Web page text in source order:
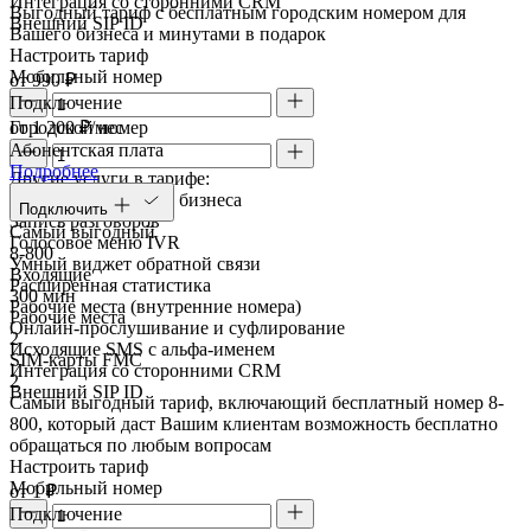
Внешний SIP ID
Выгодный тариф с бесплатным городским номером для
Вашего бизнеса и минутами в подарок
Настроить тариф
Мобильный номер
Городской номер
Другие услуги в тарифе:
FMC SIM-карты для бизнеса
Запись разговоров
Голосовое меню IVR
Умный виджет обратной связи
Расширенная статистика
Рабочие места (внутренние номера)
Онлайн-прослушивание и суфлирование
Исходящие SMS с альфа-именем
Интеграция со сторонними CRM
Внешний SIP ID
от 990 ₽
Подключение
от 1 200 ₽/мес
Абонентская плата
Подробнее
Подключить
Самый выгодный
8-800
Входящие
300 мин
Рабочие места
2
SIM-карты FMC
2
Самый выгодный тариф, включающий бесплатный номер 8-
800, который даст Вашим клиентам возможность бесплатно
обращаться по любым вопросам
Настроить тариф
Мобильный номер
от 1 ₽
Подключение